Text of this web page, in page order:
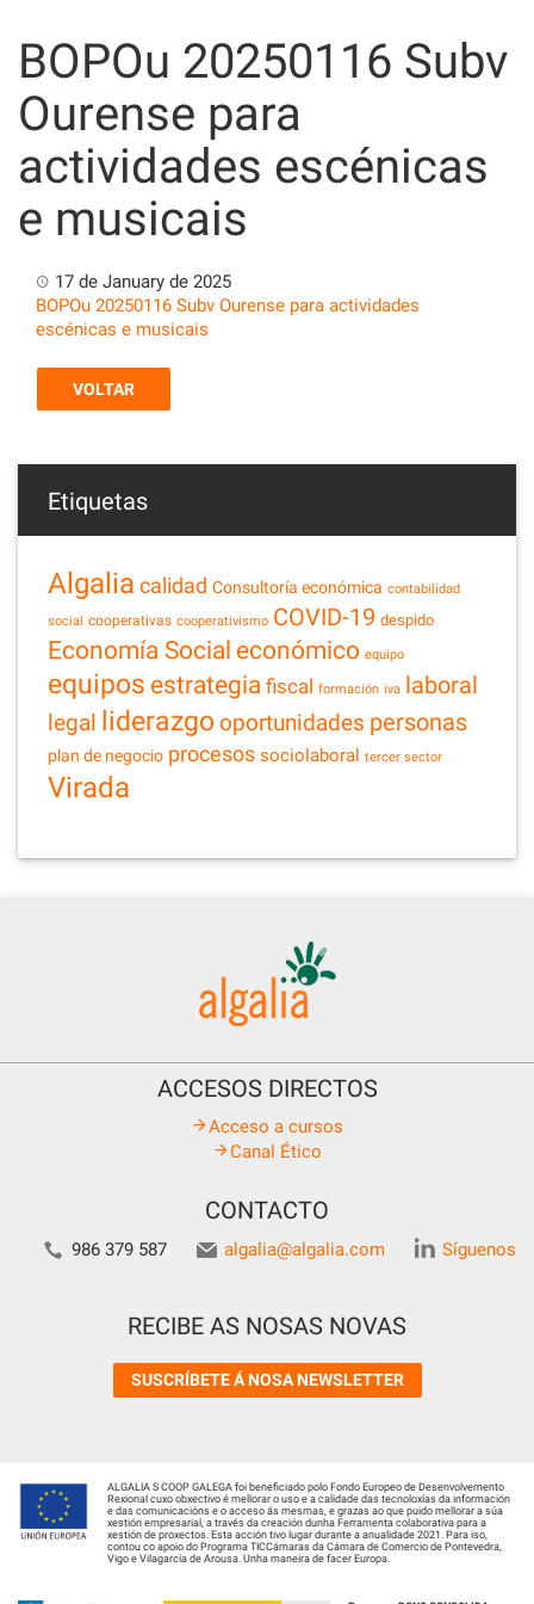
content
BOPOu 20250116 Subv
Ourense para
actividades escénicas
e musicais
17 de January de 2025
BOPOu 20250116 Subv Ourense para actividades
escénicas e musicais
VOLTAR
Etiquetas
Algalia calidad Consultoría económica contabilidad
social cooperativas cooperativismo COVID-19 despido
Economía Social económico equipo
equipos estrategia fiscal formación iva laboral
legal liderazgo oportunidades personas
plan de negocio procesos sociolaboral tercer sector
Virada
ACCESOS DIRECTOS
Acceso a cursos
Canal Ético
CONTACTO
986 379 587 algalia@algalia.com Síguenos
RECIBE AS NOSAS NOVAS
SUSCRÍBETE Á NOSA NEWSLETTER
ALGALIA S COOP GALEGA foi beneficiado polo Fondo Europeo de Desenvolvemento
Rexional cuxo obxectivo é mellorar o uso e a calidade das tecnoloxías da información
e das comunicacións e o acceso ás mesmas, e grazas ao que puido mellorar a súa
xestión empresarial, a través da creación dunha Ferramenta colaborativa para a
xestión de proxectos. Esta acción tivo lugar durante a anualidade 2021. Para iso,
contou co apoio do Programa TICCámaras da Cámara de Comercio de Pontevedra,
Vigo e Vilagarcía de Arousa. Unha maneira de facer Europa.